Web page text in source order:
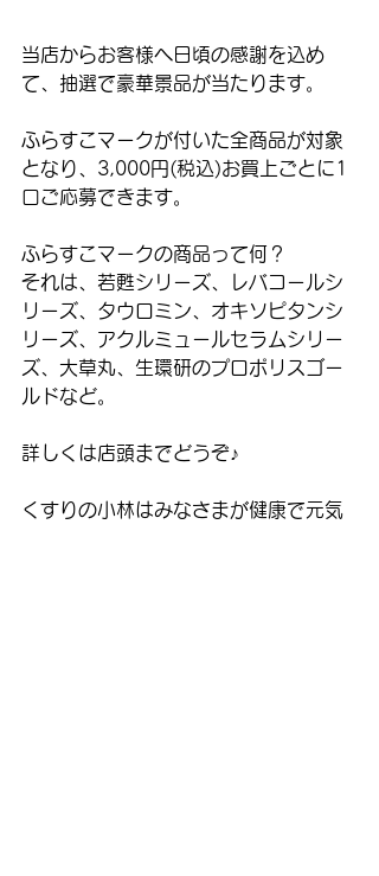
当店からお客様へ日頃の感謝を込め
て、抽選で豪華景品が当たります。
ふらすこマークが付いた全商品が対象
となり、3,000円(税込)お買上ごとに1
口ご応募できます。
ふらすこマークの商品って何？
それは、若甦シリーズ、レバコールシ
リーズ、タウロミン、オキソピタンシ
リーズ、アクルミュールセラムシリー
ズ、大草丸、生環研のプロポリスゴー
ルドなど。
詳しくは店頭までどうぞ♪
くすりの小林はみなさまが健康で元気